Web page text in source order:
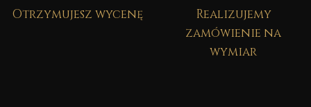
Otrzymujesz wycenę
Realizujemy
zamówienie na
wymiar